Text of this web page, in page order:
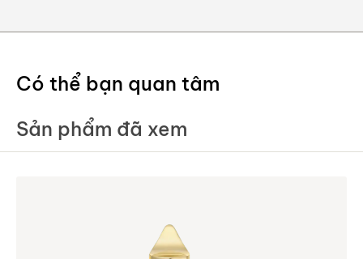
Có thể bạn quan tâm
Sản phẩm đã xem